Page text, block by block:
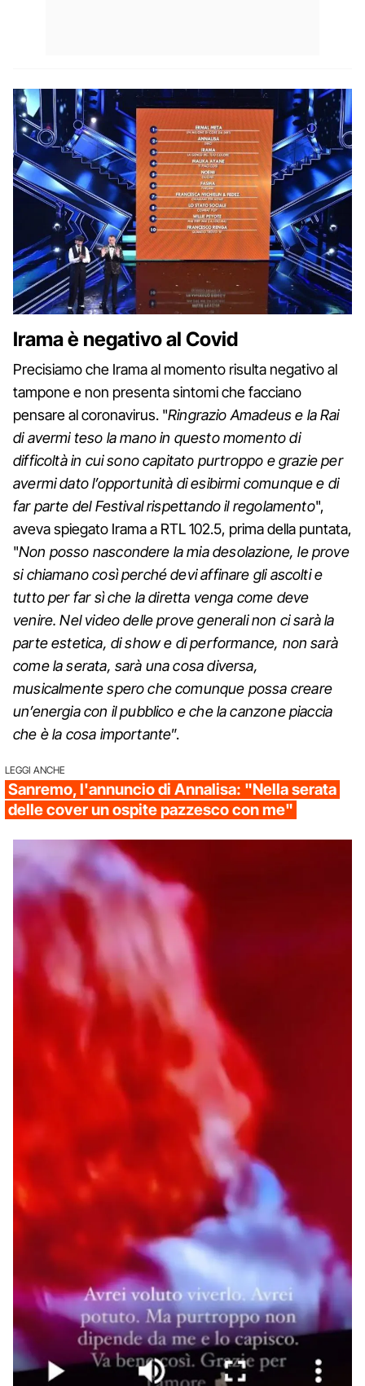
Irama è negativo al Covid
Precisiamo che Irama al momento risulta negativo al
tampone e non presenta sintomi che facciano
pensare al coronavirus. "Ringrazio Amadeus e la Rai
di avermi teso la mano in questo momento di
difficoltà in cui sono capitato purtroppo e grazie per
avermi dato l’opportunità di esibirmi comunque e di
far parte del Festival rispettando il regolamento",
aveva spiegato Irama a RTL 102.5, prima della puntata,
"Non posso nascondere la mia desolazione, le prove
si chiamano così perché devi affinare gli ascolti e
tutto per far sì che la diretta venga come deve
venire. Nel video delle prove generali non ci sarà la
parte estetica, di show e di performance, non sarà
come la serata, sarà una cosa diversa,
musicalmente spero che comunque possa creare
un’energia con il pubblico e che la canzone piaccia
che è la cosa importante”.
LEGGI ANCHE
Sanremo, l'annuncio di Annalisa: "Nella serata
delle cover un ospite pazzesco con me"